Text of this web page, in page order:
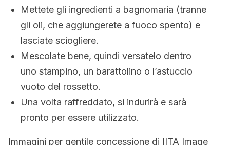
Mettete gli ingredienti a bagnomaria (tranne
gli oli, che aggiungerete a fuoco spento) e
lasciate sciogliere.
Mescolate bene, quindi versatelo dentro
uno stampino, un barattolino o l’astuccio
vuoto del rossetto.
Una volta raffreddato, si indurirà e sarà
pronto per essere utilizzato.
Immagini per gentile concessione di IITA Image